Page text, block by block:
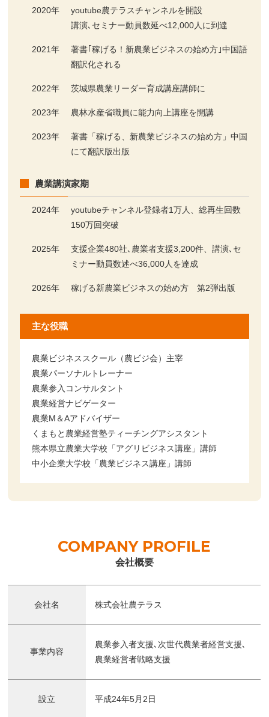
2020年
youtube農テラスチャンネルを開設
講演､セミナー動員数延べ12,000人に到達
2021年
著書｢稼げる！新農業ビジネスの始め方｣中国語
翻訳化される
2022年 茨城県農業リーダー育成講座講師に
2023年 農林水産省職員に能力向上講座を開講
2023年
著書「稼げる、新農業ビジネスの始め方」中国
にて翻訳版出版
農業講演家期
2024年
youtubeチャンネル登録者1万人、総再生回数
150万回突破
2025年
支援企業480社､農業者支援3,200件、講演､セ
ミナー動員数述べ36,000人を達成
2026年 稼げる新農業ビジネスの始め方 第2弾出版
主な役職
農業ビジネススクール（農ビジ会）主宰
農業パーソナルトレーナー
農業参入コンサルタント
農業経営ナビゲーター
農業M＆Aアドバイザー
くまもと農業経営塾ティーチングアシスタント
熊本県立農業大学校「アグリビジネス講座」講師
中小企業大学校「農業ビジネス講座」講師
COMPANY PROFILE
会社概要
会社名 株式会社農テラス
事業内容
農業参入者支援､次世代農業者経営支援､
農業経営者戦略支援
設立 平成24年5月2日